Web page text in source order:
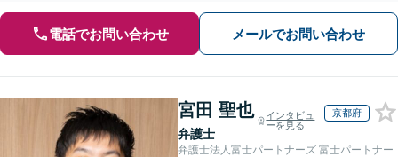
電話でお問い合わせ メールでお問い合わせ
宮田 聖也
弁護士
インタビュ
ーを見る
京都府
弁護士法人富士パートナーズ 富士パートナー